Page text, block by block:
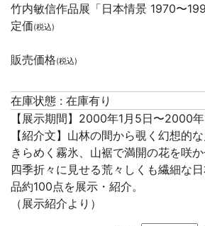
竹内敏信作品展「日本情景 1970〜
定価(税込)
販売価格(税込)
在庫状態 : 在庫有り
【展示期間】2000年1月5日〜2000
【紹介文】山林の間から覗く幻想的
きらめく霧氷、山裾で満開の花を咲か
四季折々に見せる荒々しくも繊細な
品約100点を展示・紹介。
（展示紹介より）